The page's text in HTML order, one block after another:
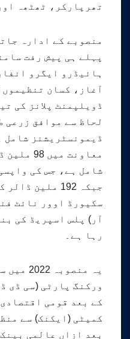
تھرپارکر، ٹھٹھہ
منصوبے کے ادارہ
پہلے ہی پیش رفت
ہائیڈرو ایگرو
آغاز، کسان تنظیموں
ڈویلپمنٹ پلانز کی
لحاظ سے موافق زرعی
ڈیمونسٹریشنز شامل
معاونت
جبکہ 192 ملین
سکیورڈ اوور نائٹ
آر) پلس اسپریڈ کی
رہا ہے۔
یہ
ورکنگ پارٹی (سی ڈی
کے بعد قومی
کمیٹی (ایکنک) سے
بعد ازاں عالمی